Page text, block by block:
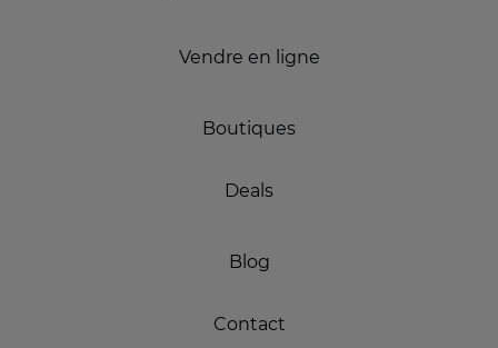
Vendre en ligne
Boutiques
Deals
Blog
Contact